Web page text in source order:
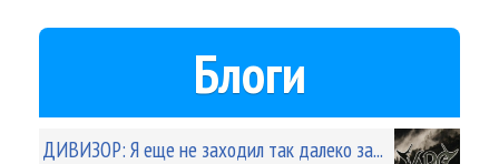
Блоги
ДИВИЗОР: Я еще не заходил так далеко за...